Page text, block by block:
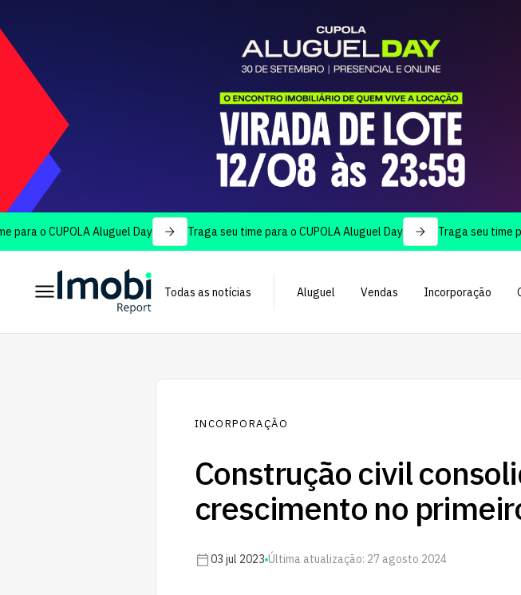
CUPOLA Aluguel Day Traga seu time para o CUPOLA Aluguel Day Traga seu time para o
Todas as notícias Aluguel Vendas Incorporação
INCORPORAÇÃO
Construção civil
crescimento no
03 jul 2023 Última atualização: 27 agosto 2024